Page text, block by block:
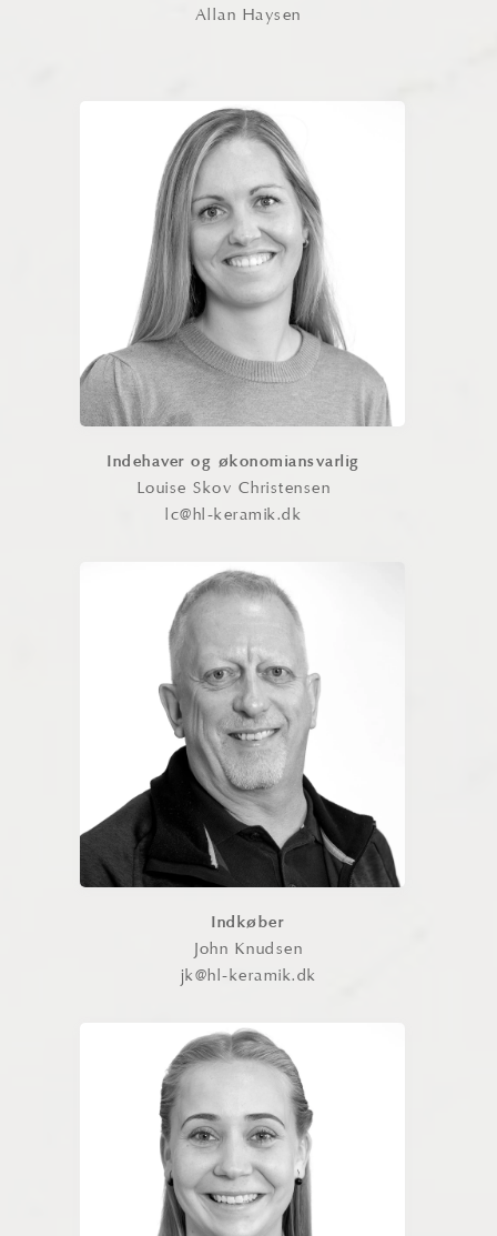
Allan Haysen
Louise Skov Christensen
Louise er medindehaver af HL Keramik
og har ansvar for både økonomien og
den digitale tilstedeværelse. Med blik
for både detaljer og helhed bidrager
hun til den daglige drift og udvikling af
virksomheden.
Kontakt
Indehaver og økonomiansvarlig
Louise Skov Christensen
lc@hl-keramik.dk
John Knudsen
John har ansvaret for lageret og sikrer,
at vi altid har de rette varer på
hylderne. Han er det centrale bindeled
til vores leverandører og agenter og
besidder en bred og dyb viden om
produkterne.
Kontakt
Indkøber
John Knudsen
jk@hl-keramik.dk
Kamilla Juhl Thomsen
Kamilla står for salg i vores showroom
og vedligeholdelse af vores sociale
medier. Hun brænder for at skabe
inspirerende og kreative fliseløsninger.
Med sin energi og sans for detaljer er
Kamilla altid klar til at hjælpe og give
personlig rådgivning – både online og i